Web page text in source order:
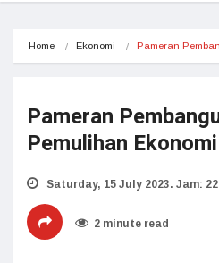
Home Ekonomi Pameran
Pameran
Pemulihan Ekonomi
Saturday, 15 July 2023. Jam:
2 minute read